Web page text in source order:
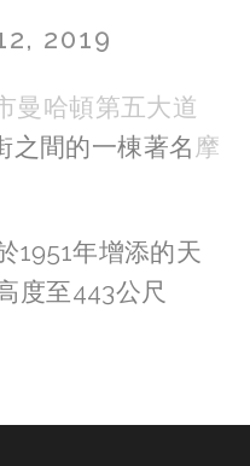
2019
曼哈頓第五大道
之間的一棟著名 摩
1951年增添的天
度至443公尺